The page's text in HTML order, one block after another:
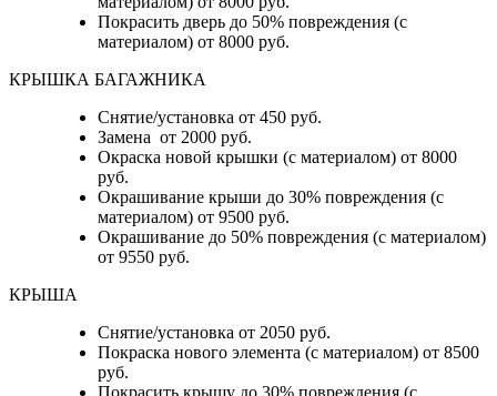
Покрасить дверь до 50% повреждения (с
материалом) от 8000 руб.
КРЫШКА БАГАЖНИКА
Снятие/установка от 450 руб.
Замена от 2000 руб.
Окраска новой крышки (с материалом) от 8000
руб.
Окрашивание крыши до 30% повреждения (с
материалом) от 9500 руб.
Окрашивание до 50% повреждения (с материалом)
от 9550 руб.
КРЫША
Снятие/установка от 2050 руб.
Покраска нового элемента (с материалом) от 8500
руб.
Покрасить крышу до 30% повреждения (с